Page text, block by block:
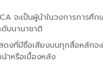
จะเป็นผู้นำในวงการการศึ
ดับนานาชาติ
งที่มีชื่อเสียงบนทุกสื่อหลักจ
น้าหรือเบื้องหลัง